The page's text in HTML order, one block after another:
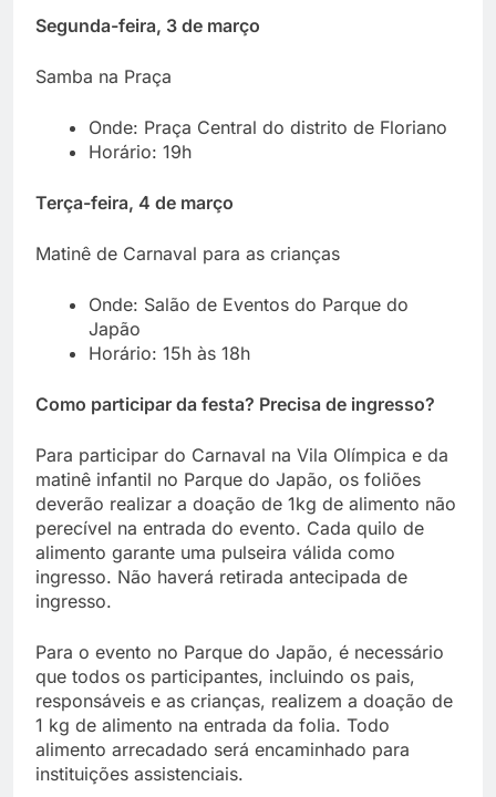
Segunda-feira, 3 de março
Samba na Praça
Onde: Praça Central do distrito de Floriano
Horário: 19h
Terça-feira, 4 de março
Matinê de Carnaval para as crianças
Onde: Salão de Eventos do Parque do
Japão
Horário: 15h às 18h
Como participar da festa? Precisa de ingresso?
Para participar do Carnaval na Vila Olímpica e da
matinê infantil no Parque do Japão, os foliões
deverão realizar a doação de 1kg de alimento não
perecível na entrada do evento. Cada quilo de
alimento garante uma pulseira válida como
ingresso. Não haverá retirada antecipada de
ingresso.
Para o evento no Parque do Japão, é necessário
que todos os participantes, incluindo os pais,
responsáveis e as crianças, realizem a doação de
1 kg de alimento na entrada da folia. Todo
alimento arrecadado será encaminhado para
instituições assistenciais.